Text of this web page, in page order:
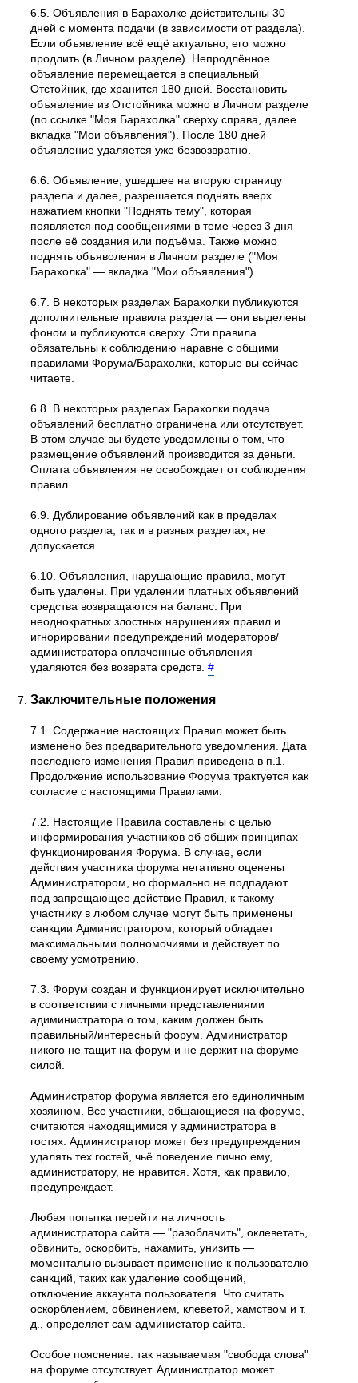
6.5. Объявления в Барахолке действительны 30
дней с момента подачи (в зависимости от раздела).
Если объявление всё ещё актуально, его можно
продлить (в Личном разделе). Непродлённое
объявление перемещается в специальный
Отстойник, где хранится 180 дней. Восстановить
объявление из Отстойника можно в Личном разделе
(по ссылке "Моя Барахолка" сверху справа, далее
вкладка "Мои объявления"). После 180 дней
объявление удаляется уже безвозвратно.
6.6. Объявление, ушедшее на вторую страницу
раздела и далее, разрешается поднять вверх
нажатием кнопки "Поднять тему", которая
появляется под сообщениями в теме через 3 дня
после её создания или подъёма. Также можно
поднять объяволения в Личном разделе ("Моя
Барахолка" — вкладка "Мои объявления").
6.7. В некоторых разделах Барахолки публикуются
дополнительные правила раздела — они выделены
фоном и публикуются сверху. Эти правила
обязательны к соблюдению наравне с общими
правилами Форума/Барахолки, которые вы сейчас
читаете.
6.8. В некоторых разделах Барахолки подача
объявлений бесплатно ограничена или отсутствует.
В этом случае вы будете уведомлены о том, что
размещение объявлений производится за деньги.
Оплата объявления не освобождает от соблюдения
правил.
6.9. Дублирование объявлений как в пределах
одного раздела, так и в разных разделах, не
допускается.
6.10. Объявления, нарушающие правила, могут
быть удалены. При удалении платных объявлений
средства возвращаются на баланс. При
неоднократных злостных нарушениях правил и
игнорировании предупреждений модераторов/
администратора оплаченные объявления
удаляются без возврата средств.#
Заключительные положения
7.1. Содержание настоящих Правил может быть
изменено без предварительного уведомления. Дата
последнего изменения Правил приведена в п.1.
Продолжение использование Форума трактуется как
согласие с настоящими Правилами.
7.2. Настоящие Правила составлены с целью
информирования участников об общих принципах
функционирования Форума. В случае, если
действия участника форума негативно оценены
Администратором, но формально не подпадают
под запрещающее действие Правил, к такому
участнику в любом случае могут быть применены
санкции Администратором, который обладает
максимальными полномочиями и действует по
своему усмотрению.
7.3. Форум создан и функционирует исключительно
в соответствии с личными представлениями
адиминистратора о том, каким должен быть
правильный/интересный форум. Администратор
никого не тащит на форум и не держит на форуме
силой.
Администратор форума является его единоличным
хозяином. Все участники, общающиеся на форуме,
считаются находящимися у администратора в
гостях. Администратор может без предупреждения
удалять тех гостей, чьё поведение лично ему,
администратору, не нравится. Хотя, как правило,
предупреждает.
Любая попытка перейти на личность
администратора сайта — "разоблачить", оклеветать,
обвинить, оскорбить, нахамить, унизить —
моментально вызывает применение к пользователю
санкций, таких как удаление сообщений,
отключение аккаунта пользователя. Что считать
оскорблением, обвинением, клеветой, хамством и т.
д., определяет сам администатор сайта.
Особое пояснение: так называемая "свобода слова"
на форуме отсутствует. Администратор может